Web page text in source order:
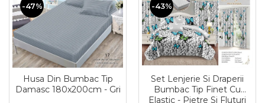
-47%
Husa Din Bumbac Tip
Damasc 180x200cm - Gri
-43%
Set Lenjerie Si Draperii
Bumbac Tip Finet Cu
Elastic - Pietre Si Fluturi